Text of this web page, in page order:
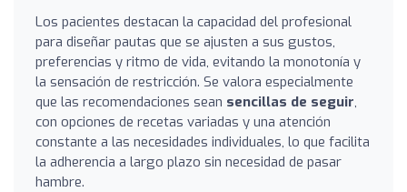
Los pacientes destacan la capacidad del profesional
para diseñar pautas que se ajusten a sus gustos,
preferencias y ritmo de vida, evitando la monotonía y
la sensación de restricción. Se valora especialmente
que las recomendaciones sean sencillas de seguir,
con opciones de recetas variadas y una atención
constante a las necesidades individuales, lo que facilita
la adherencia a largo plazo sin necesidad de pasar
hambre.